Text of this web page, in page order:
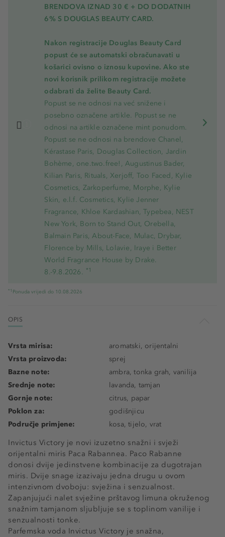
BRENDOVA IZNAD 30 € + DO DODATNIH
6% S DOUGLAS BEAUTY CARD.
Nakon registracije Douglas Beauty Card
popust će se automatski obračunavati u
košarici ovisno o iznosu kupovine. Ako ste
novi korisnik prilikom registracije možete
odabrati da želite Beauty Card.
Popust se ne odnosi na već snižene i
posebno označene artikle. Popust se ne
odnosi na artikle označene mint ponudom.
Popust se ne odnosi na brendove Chanel,
Kérastase Paris, Douglas Collection, Jardin
Bohème, one.two.free!, Augustinus Bader,
Kilian Paris, Rituals, Xerjoff, Too Faced, Kylie
Cosmetics, Zarkoperfume, Morphe, Kylie
Skin, e.l.f. Cosmetics, Kylie Jenner
Fragrance, Khloe Kardashian, Typebea, NEST
New York, Born to Stand Out, Orebella,
Balmain Paris, About-Face, Mulac, Drybar,
Florence by Mills, Lolavie, Iraye i Better
World Fragrance House by Drake.
8.-9.8.2026. *1
*1 Ponuda vrijedi do 10.08.2026
OPIS
Invictus Victory je novi izuzetno snažni i svježi
orijentalni miris Paca Rabannea. Paco Rabanne
donosi dvije jedinstvene kombinacije za dugotrajan
miris. Dvije snage izazivaju jedna drugu u ovom
intenzivnom dvoboju: svježina i senzualnost.
Zapanjujući nalet svježine prštavog limuna okruženog
snažnim tamjanom sljubljuje se s toplinom vanilije i
senzualnosti tonke.
Parfemska voda Invictus Victory je snažna,
Vrsta mirisa:
aromatski, orijentalni
Vrsta proizvoda:
sprej
Bazne note:
ambra, tonka grah, vanilija
Srednje note:
lavanda, tamjan
Gornje note:
citrus, papar
Poklon za:
godišnjicu
Područje primjene:
kosa, tijelo, vrat